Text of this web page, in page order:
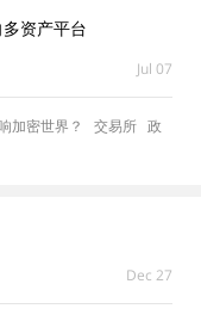
资产平台
Jul 07
加密世界？ 交易所 政
Dec 27